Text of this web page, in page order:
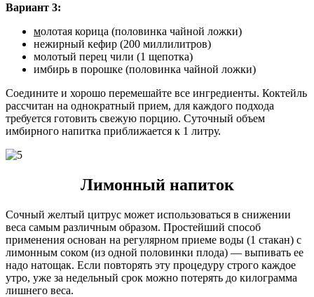
Вариант 3:
молотая корица (половинка чайной ложки)
нежирный кефир (200 миллилитров)
молотый перец чили (1 щепотка)
имбирь в порошке (половинка чайной ложки)
Соедините и хорошо перемешайте все ингредиенты. Коктейль
рассчитан на однократный прием, для каждого подхода
требуется готовить свежую порцию. Суточный объем
имбирного напитка приближается к 1 литру.
Лимонный напиток
Сочный желтый цитрус может использоваться в снижении
веса самым различным образом. Простейший способ
применения основан на регулярном приеме воды (1 стакан) с
лимонным соком (из одной половинки плода) — выпивать ее
надо натощак. Если повторять эту процедуру строго каждое
утро, уже за недельный срок можно потерять до килограмма
лишнего веса.